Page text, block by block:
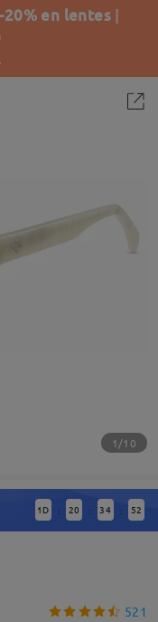
20% en lentes |
1/10
1 D : 20 : 34 : 51
521